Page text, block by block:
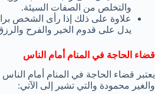
والتخلص من الصفات السيئة.
علاوة على ذلك إذا رأى الشخص
يدل على قدوم الخير والفرح
قضاء الحاجة في المنام أمام الناس
يعتبر قضاء الحاجة في المنام أمام
والغير محمودة والتي تشير إلى الآتي: